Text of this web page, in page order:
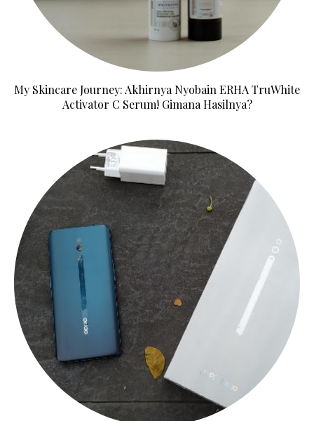
My Skincare Journey: Akhirnya Nyobain ERHA TruWhite
Activator C Serum! Gimana Hasilnya?